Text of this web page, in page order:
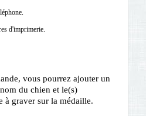
d'imprimerie.
vous pourrez ajouter un
du chien et le(s)
à graver sur la médaille.